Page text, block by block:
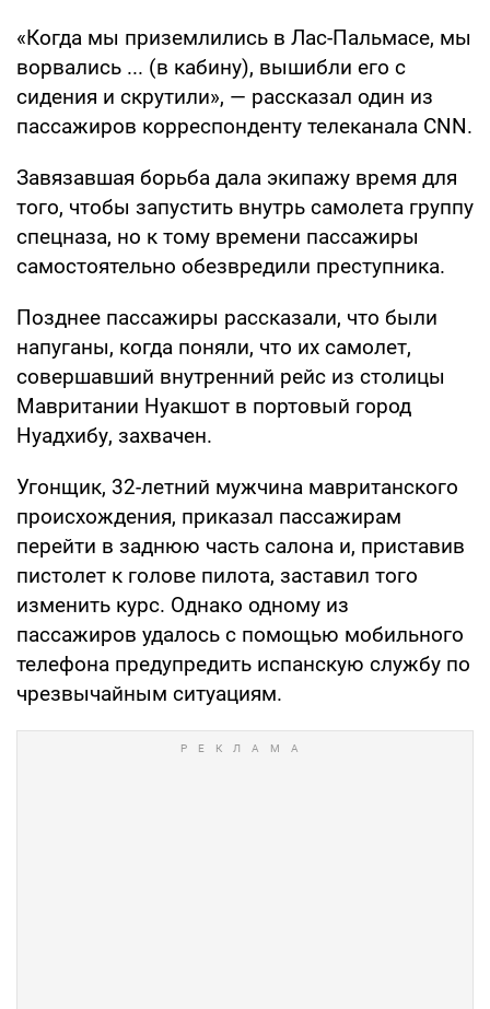
«Когда мы приземлились в Лас-Пальмасе, мы
ворвались ... (в кабину), вышибли его с
сидения и скрутили», — рассказал один из
пассажиров корреспонденту телеканала CNN.
Завязавшая борьба дала экипажу время для
того, чтобы запустить внутрь самолета группу
спецназа, но к тому времени пассажиры
самостоятельно обезвредили преступника.
Позднее пассажиры рассказали, что были
напуганы, когда поняли, что их самолет,
совершавший внутренний рейс из столицы
Мавритании Нуакшот в портовый город
Нуадхибу, захвачен.
Угонщик, 32-летний мужчина мавританского
происхождения, приказал пассажирам
перейти в заднюю часть салона и, приставив
пистолет к голове пилота, заставил того
изменить курс. Однако одному из
пассажиров удалось с помощью мобильного
телефона предупредить испанскую службу по
чрезвычайным ситуациям.